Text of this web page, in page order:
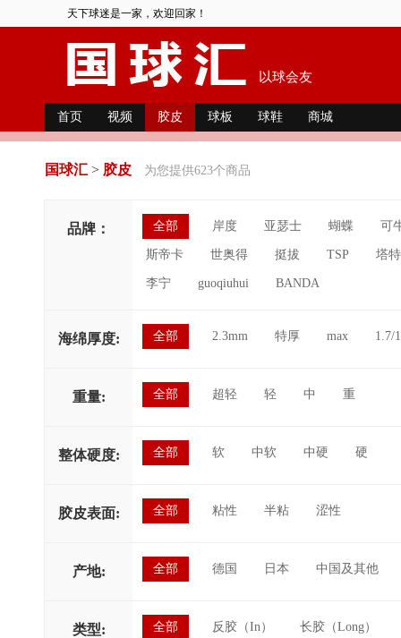
天下球迷是一家，欢迎回家！
以球会友
首页 视频 胶皮 球板 球鞋 商城
国球汇 > 胶皮 为您提供623个商品
品牌： 全部 岸度 亚瑟士 蝴蝶 可
斯帝卡 世奥得 挺拔 TSP 塔
李宁 guoqiuhui BANDA
海绵厚度: 全部 2.3mm 特厚 max 1.7/
重量: 全部 超轻 轻 中 重
整体硬度: 全部 软 中软 中硬 硬
胶皮表面: 全部 粘性 半粘 涩性
产地: 全部 德国 日本 中国及其他
类型: 全部 反胶（In） 长胶（Long）